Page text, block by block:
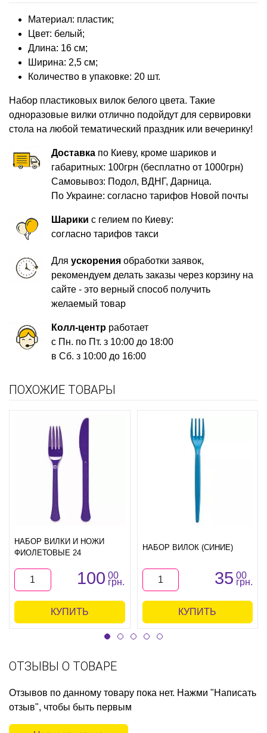
Материал: пластик;
Цвет: белый;
Длина: 16 см;
Ширина: 2,5 см;
Количество в упаковке: 20 шт.
Набор пластиковых вилок белого цвета. Такие
одноразовые вилки отлично подойдут для сервировки
стола на любой тематический праздник или вечеринку!
Доставка по Киеву, кроме шариков и
габаритных: 100грн (бесплатно от 1000грн)
Самовывоз: Подол, ВДНГ, Дарница.
По Украине: согласно тарифов Новой почты
Шарики с гелием по Киеву:
согласно тарифов такси
Дляускорения обработки заявок,
рекомендуем делать заказы через корзину на
сайте - это верный способ получить
желаемый товар
Колл-центр работает
с Пн. по Пт. з 10:00 до 18:00
в Сб. з 10:00 до 16:00
ПОХОЖИЕ ТОВАРЫ
НАБОР ВИЛКИ И НОЖИ
ФИОЛЕТОВЫЕ 24
100 00
грн.
КУПИТЬ
НАБОР ВИЛОК (СИНИЕ)
35 00
грн.
КУПИТЬ
ОТЗЫВЫ О ТОВАРЕ
Отзывов по данному товару пока нет. Нажми "Написать
отзыв", чтобы быть первым